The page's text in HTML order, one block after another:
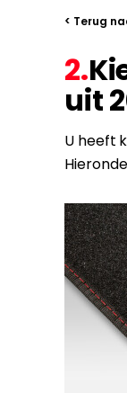
< Terug
2.
uit
U heeft